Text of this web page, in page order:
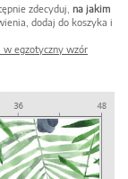
zdecyduj, na jakim
dodaj do koszyka i
w egzotyczny wzór